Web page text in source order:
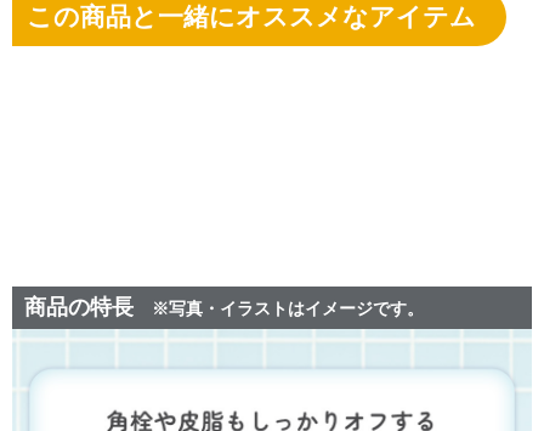
この商品と一緒にオススメなアイテム
商品の特長 ※写真・イラストはイメージです。